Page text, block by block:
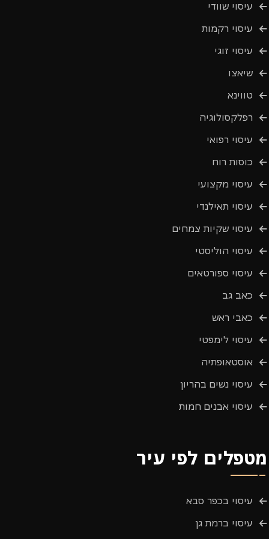
עיסוי שוודי
עיסוי רקמות
עיסוי זוגי
שיאצו
טווינא
רפלקסולוגיה
עיסוי רפואי
כוסות רוח
עיסוי מקצועי
עיסוי תאילנדי
עיסוי שקיות צמחים
עיסוי הוליסטי
עיסוי ספורטאים
כאב גב
כאבי ראש
עיסוי לימפטי
אוסטאופתיה
עיסוי נשים בהריון
עיסוי אבנים חמות
מטפלים לפי עיר
עיסוי בכפר סבא
עיסוי ברמת גן